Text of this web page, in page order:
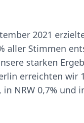
2021
aller Stimmen
starken
erreichten wir
NRW 0,7% und